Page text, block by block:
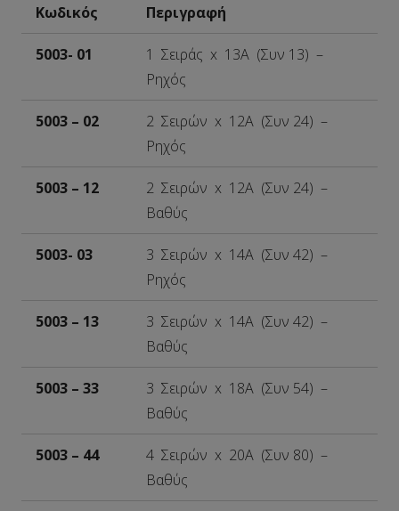
Κωδικός Περιγραφή
5003- 01
1 Σειράς x 13A (Συν 13) –
Ρηχός
5003 – 02
2 Σειρών x 12A (Συν 24) –
Ρηχός
5003 – 12
2 Σειρών x 12A (Συν 24) –
Βαθύς
5003- 03
3 Σειρών x 14A (Συν 42) –
Ρηχός
5003 – 13
3 Σειρών x 14A (Συν 42) –
Βαθύς
5003 – 33
3 Σειρών x 18A (Συν 54) –
Βαθύς
5003 – 44
4 Σειρών x 20A (Συν 80) –
Βαθύς